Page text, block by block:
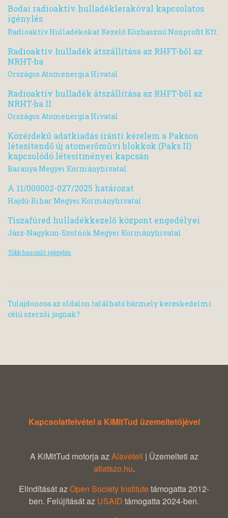
Bodai radioaktív hulladéklerakóval kapcsolatos
igénylés
Radioaktív Hulladékokat Kezelő Közhasznú Nonprofit Kft.
Radioaktív hulladék átszállítása az RHFT-ből az
NRHT-ba
Országos Atomenergia Hivatal
Radioaktív hulladék átszállítása az RHFT-ből az
NRHT-ba II.
Országos Atomenergia Hivatal
Közérdekű adatkiadás iránti kérelem a Pakson
létesítendő új atomerőművi blokkok (Paks II)
kapcsolódó létesítményei kapcsán
Baranya Megyei Kormányhivatal
A 11/000002-027/2025 határozat
Hajdú-Bihar Megyei Kormányhivatal
Tiszafüred hulladékkezelő központ engedélyei
Jász-Nagykun-Szolnok Megyei Kormányhivatal
Több hasonló igénylés
Tulajdonosa az oldalon található bármely kereskedelmi
célú szerzői jognak?
Kapcsolatfelvétel a KiMitTud üzemeltetőjével
A KiMitTud motorja azAlaveteli | Üzemelteti az
atlatszo.hu.
Elindítását azOpen Society Institutetámogatta 2012-
ben. Felújítását az USAID támogatta 2024-ben.